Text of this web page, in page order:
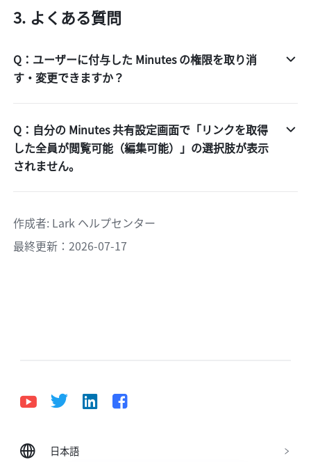
よくある質問
Q：ユーザーに付与した Minutes の権限を取り消
す・変更できますか？
Q：自分の Minutes 共有設定画面で「リンクを取得
した全員が閲覧可能（編集可能）」の選択肢が表示
されません。
作成者: Lark ヘルプセンター
最終更新：2026-07-17
日本語